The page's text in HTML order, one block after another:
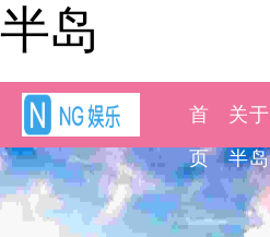
半岛
首
页
关于
半岛